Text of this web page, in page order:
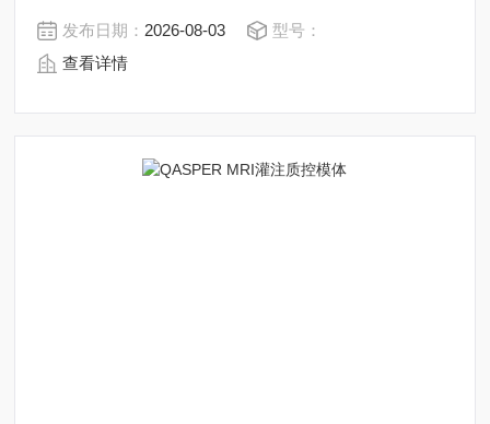
骨）和 100 /200 毫克（松质骨）羟基磷灰石 (HA)。 仿骨
圆柱体外径30mm，壁厚5mm（皮质骨），内部直径
20mm（海绵状骨）。 有几种不同的插入物可用于其他
发布日期： 2026-08-03
型号：
查看详情